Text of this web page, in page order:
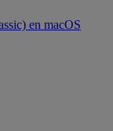
en macOS